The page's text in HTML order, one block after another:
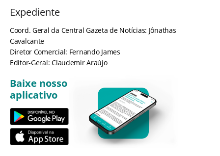
Expediente
Coord. Geral da Central Gazeta de Notícias: Jônathas
Cavalcante
Diretor Comercial: Fernando James
Editor-Geral: Claudemir Araújo
Baixe nosso
aplicativo